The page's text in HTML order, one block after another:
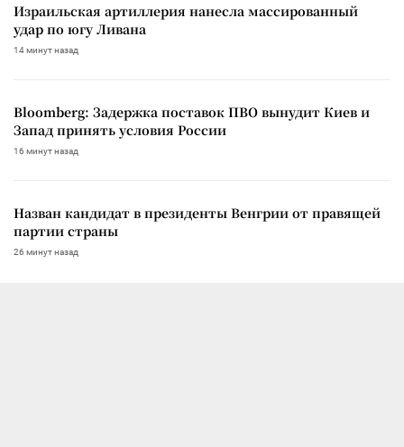
Израильская артиллерия нанесла массированный
удар по югу Ливана
14 минут назад
Bloomberg: Задержка поставок ПВО вынудит Киев и
Запад принять условия России
16 минут назад
Назван кандидат в президенты Венгрии от правящей
партии страны
26 минут назад